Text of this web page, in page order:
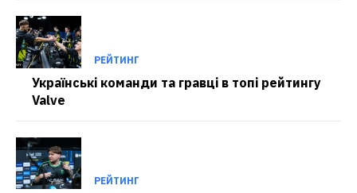
РЕЙТИНГ
Українські команди та гравці в топі рейтингу
Valve
РЕЙТИНГ